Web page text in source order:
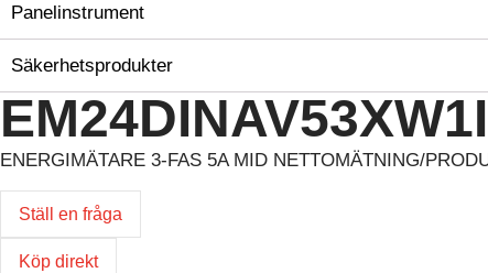
Panelinstrument
Säkerhetsprodukter
ENERGIMÄTARE 3-FAS 5A MID NETTOMÄTNING/
Ställ en fråga
Köp direkt